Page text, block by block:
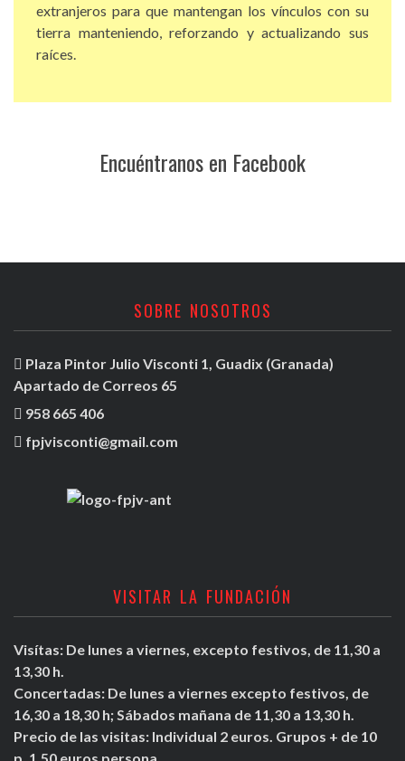
extranjeros para que mantengan los vínculos con su
tierra manteniendo, reforzando y actualizando sus
raíces.
Encuéntranos en Facebook
SOBRE NOSOTROS
Plaza Pintor Julio Visconti 1, Guadix (Granada)
Apartado de Correos 65
958 665 406
fpjvisconti@gmail.com
VISITAR LA FUNDACIÓN
Visítas: De lunes a viernes, excepto festivos, de 11,30 a
13,30 h.
Concertadas: De lunes a viernes excepto festivos, de
16,30 a 18,30 h; Sábados mañana de 11,30 a 13,30 h.
Precio de las visitas: Individual 2 euros. Grupos + de 10
p. 1,50 euros persona.